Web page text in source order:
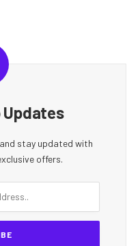
stay updated with
offers.